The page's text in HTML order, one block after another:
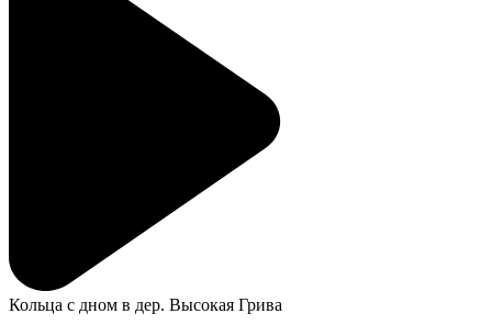
Кольца с дном в дер. Высокая Грива